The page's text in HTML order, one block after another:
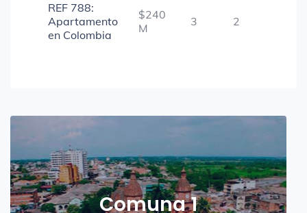
REF 788:
Apartamento
en Colombia
$240
M
3 2
Comuna 1